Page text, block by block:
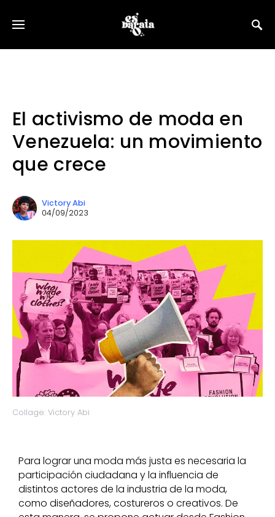
Collage: Victory Abi
El activismo de moda en
Venezuela: un movimiento
que crece
Victory Abi
04/09/2023
Para lograr una moda más justa es necesaria la
participación ciudadana y la influencia de
distintos actores de la industria de la moda,
como diseñadores, costureros o creativos. De